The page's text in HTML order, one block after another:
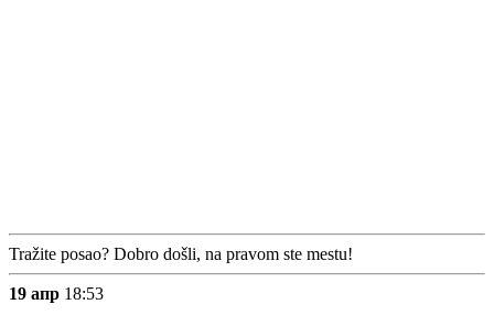
Tražite posao? Dobro došli, na pravom ste mestu!
19 апр 18:53